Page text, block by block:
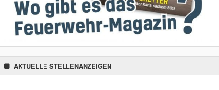
AKTUELLE STELLENANZEIGEN